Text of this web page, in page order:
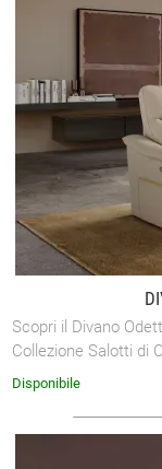
Scopri il Divano
Collezione Salotti di
Disponibile